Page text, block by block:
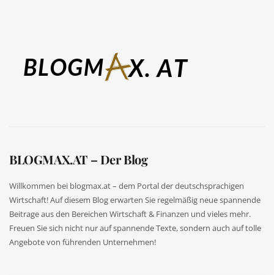
BLOGMAX.AT – Der Blog
Willkommen bei blogmax.at – dem Portal der deutschsprachigen
Wirtschaft! Auf diesem Blog erwarten Sie regelmäßig neue spannende
Beitrage aus den Bereichen Wirtschaft & Finanzen und vieles mehr.
Freuen Sie sich nicht nur auf spannende Texte, sondern auch auf tolle
Angebote von führenden Unternehmen!